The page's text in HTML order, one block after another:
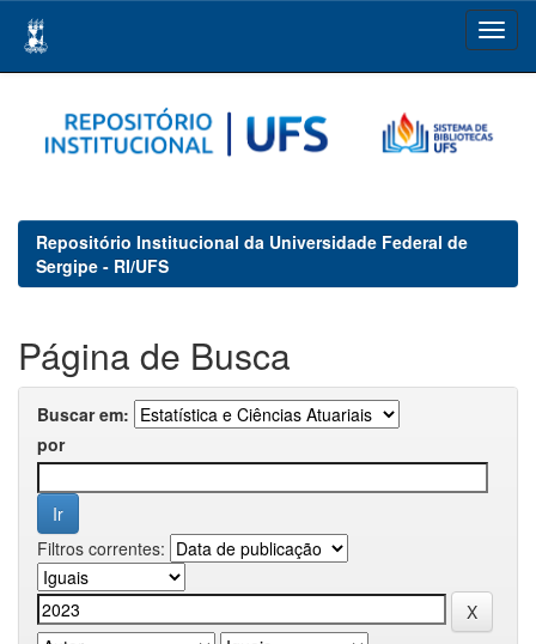
navigation
Repositório Institucional da Universidade Federal de
Sergipe - RI/UFS
Página de Busca
Buscar em:
por
Filtros correntes: